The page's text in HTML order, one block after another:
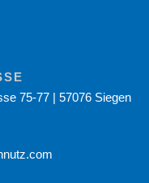
75-77 | 57076 Siegen